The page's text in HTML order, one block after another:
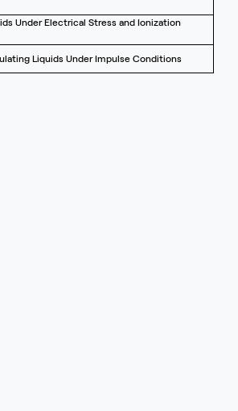
Under Electrical Stress and Ionization
Liquids Under Impulse Conditions